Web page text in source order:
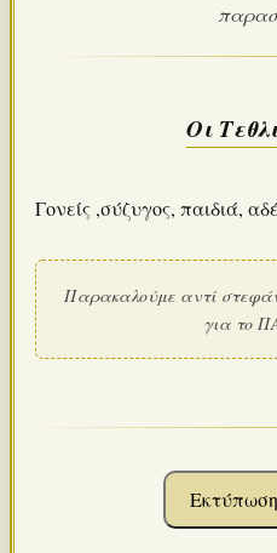
Οι
Γονείς ,σύζυγος, παιδιά,
Παρακαλούμε αντί
για το